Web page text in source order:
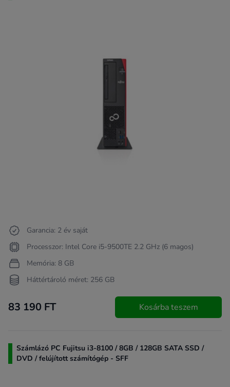
Garancia: 2 év saját
Processzor: Intel Core i5-9500TE 2.2 GHz (6 magos)
Memória: 8 GB
Háttértároló méret: 256 GB
83 190 FT Kosárba teszem
Számlázó PC Fujitsu i3-8100 / 8GB / 128GB SATA SSD /
DVD / felújított számítógép - SFF